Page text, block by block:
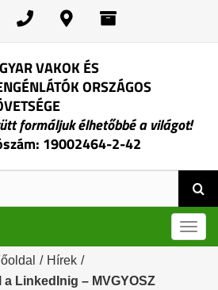
VAKOK ÉS
ORSZÁGOS
formáljuk élhetőbbé a világot!
19002464-2-42
/ Hírek /
a LinkedInig – MVGYOSZ